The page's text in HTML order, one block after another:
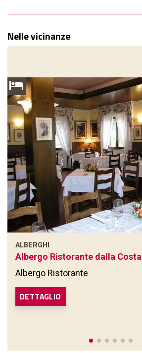
Nelle vicinanze
ALBERGHI
Albergo Ristorante dalla Costa
Albergo Ristorante
DETTAGLIO